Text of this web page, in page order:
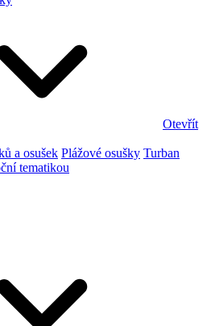
Otevřít
a osušek Plážové osušky Turban
tematikou